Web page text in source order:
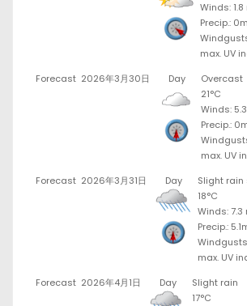
Winds: 1.8
Precip.:
max. UV
Forecast 2026年3月30日 Day
Overcast
21°C
Winds:
Precip.:
max. UV
Forecast 2026年3月31日 Day
Slight rain
18°C
Winds: 7.3
Precip.:
max. UV
Forecast 2026年4月1日 Day
Slight rain
17°C